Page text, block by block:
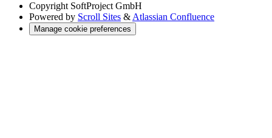
Copyright SoftProject GmbH
Powered by Scroll Sites &Atlassian Confluence
Manage cookie preferences